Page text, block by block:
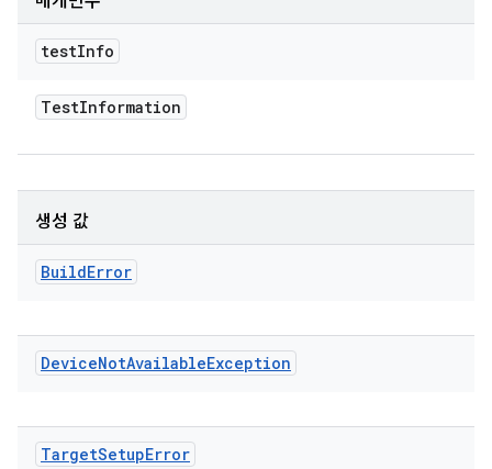
testInfo
TestInformation
생성 값
BuildError
DeviceNotAvailableException
TargetSetupError